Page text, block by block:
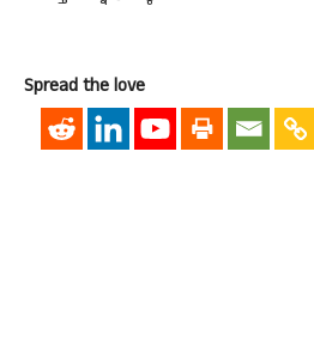
Spread the love